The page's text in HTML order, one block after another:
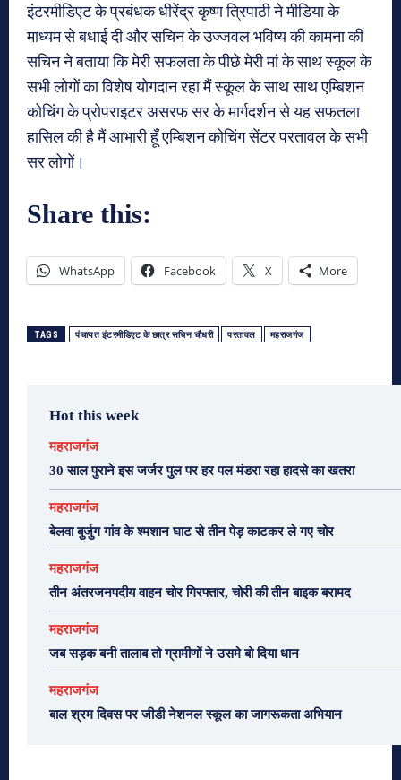
इंटरमीडिएट के प्रबंधक धीरेंद्र कृष्ण त्रिपाठी ने मीडिया के
माध्यम से बधाई दी और सचिन के उज्जवल भविष्य की कामना की
सचिन ने बताया कि मेरी सफलता के पीछे मेरी मां के साथ स्कूल के
सभी लोगों का विशेष योगदान रहा मैं स्कूल के साथ साथ एम्बिशन
कोचिंग के प्रोपराइटर असरफ सर के मार्गदर्शन से यह सफतला
हासिल की है मैं आभारी हूँ एम्बिशन कोचिंग सेंटर परतावल के सभी
सर लोगों।
Share this:
WhatsApp Facebook X More
TAGS पंचायत इंटरमीडिएट के छात्र सचिन चौधरी परतावल महराजगंज
Hot this week
महराजगंज
30 साल पुराने इस जर्जर पुल पर हर पल मंडरा रहा हादसे का खतरा
महराजगंज
बेलवा बुर्जुग गांव के श्मशान घाट से तीन पेड़ काटकर ले गए चोर
महराजगंज
तीन अंतरजनपदीय वाहन चोर गिरफ्तार, चोरी की तीन बाइक बरामद
महराजगंज
जब सड़क बनी तालाब तो ग्रामीणों ने उसमे बो दिया धान
महराजगंज
बाल श्रम दिवस पर जीडी नेशनल स्कूल का जागरूकता अभियान